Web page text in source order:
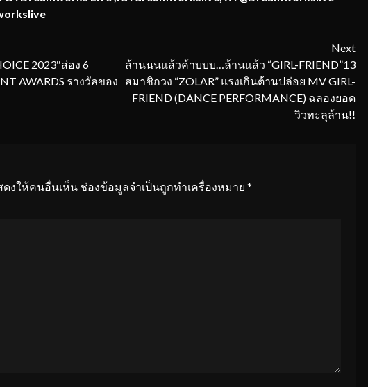
2023″ส่อง 6
AWARDS รางวัลของ
Next
ล้านนนแล้วค้าบบบ…ล้านแล้ว “GIRL-FRIEND”13
สมาชิกวง “ZOLAR” แรงเกินต้านปล่อย MV GIRL-
FRIEND (DANCE PERFORMANCE) ฉลองยอด
วิวทะลุล้าน!!
งให้คนอื่นเห็น ช่องข้อมูลจำเป็นถูกทำเครื่องหมาย *